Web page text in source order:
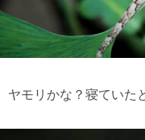
ヤモリかな？寝ていた